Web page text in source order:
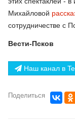
Михайловой
сотрудничестве с
Вести-Псков
Наш канал в
Поделиться